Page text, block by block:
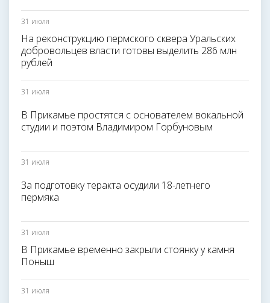
31 июля
На реконструкцию пермского сквера Уральских
добровольцев власти готовы выделить 286 млн
рублей
31 июля
В Прикамье простятся с основателем вокальной
студии и поэтом Владимиром Горбуновым
31 июля
За подготовку теракта осудили 18-летнего
пермяка
31 июля
В Прикамье временно закрыли стоянку у камня
Поныш
31 июля